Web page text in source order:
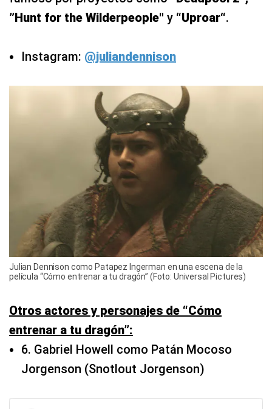
”Hunt for the Wilderpeople" y “Uproar“.
Instagram: @juliandennison
Julian Dennison como Patapez Ingerman en una escena de la
película “Cómo entrenar a tu dragón” (Foto: Universal Pictures)
Otros actores y personajes de “Cómo
entrenar a tu dragón”:
6. Gabriel Howell como Patán Mocoso
Jorgenson (Snotlout Jorgenson)